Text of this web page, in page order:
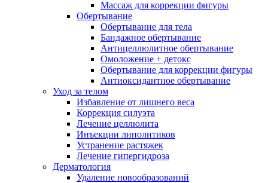
Массаж для коррекции фигуры
Обертывание
Обертывание для тела
Бандажное обертывание
Антицеллюлитное обертывание
Омоложение + детокс
Обертывание для коррекции фигуры
Антиоксидантное обертывание
Уход за телом
Избавление от лишнего веса
Коррекция силуэта
Лечение целлюлита
Инъекции липолитиков
Устранение растяжек
Лечение гипергидроза
Дерматология
Удаление новообразований